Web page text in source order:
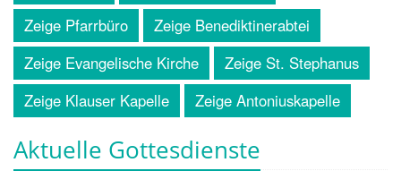
Zeige Pfarrbüro
Zeige Benediktinerabtei
Zeige Evangelische Kirche
Zeige St. Stephanus
Zeige Klauser Kapelle
Zeige Antoniuskapelle
Aktuelle Gottesdienste